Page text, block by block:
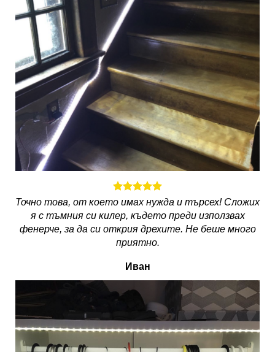
Точно това, от което имах нужда и търсех! Сложих
я с тъмния си килер, където преди използвах
фенерче, за да си открия дрехите. Не беше много
приятно.
Иван